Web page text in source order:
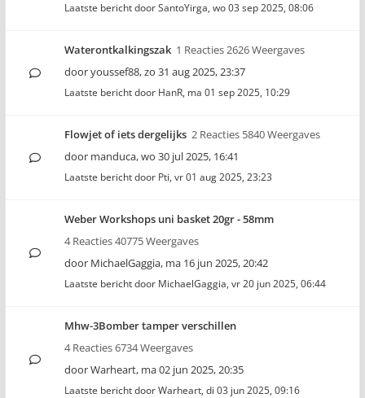
Laatste bericht doorSantoYirga, wo 03 sep 2025, 08:06
Waterontkalkingszak 1 Reacties 2626 Weergaves
dooryoussef88,zo 31 aug 2025, 23:37
Laatste bericht door HanR, ma 01 sep 2025, 10:29
Flowjet of iets dergelijks 2 Reacties 5840 Weergaves
door manduca,wo 30 jul 2025, 16:41
Laatste bericht door Pti, vr 01 aug 2025, 23:23
Weber Workshops uni basket 20gr - 58mm
4 Reacties 40775 Weergaves
door MichaelGaggia, ma 16 jun 2025, 20:42
Laatste bericht door MichaelGaggia, vr 20 jun 2025, 06:44
Mhw-3Bomber tamper verschillen
4 Reacties 6734 Weergaves
doorWarheart, ma 02 jun 2025, 20:35
Laatste bericht doorWarheart, di 03 jun 2025, 09:16